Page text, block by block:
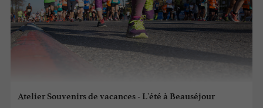
Atelier Souvenirs de vacances - L'été à Beauséjour